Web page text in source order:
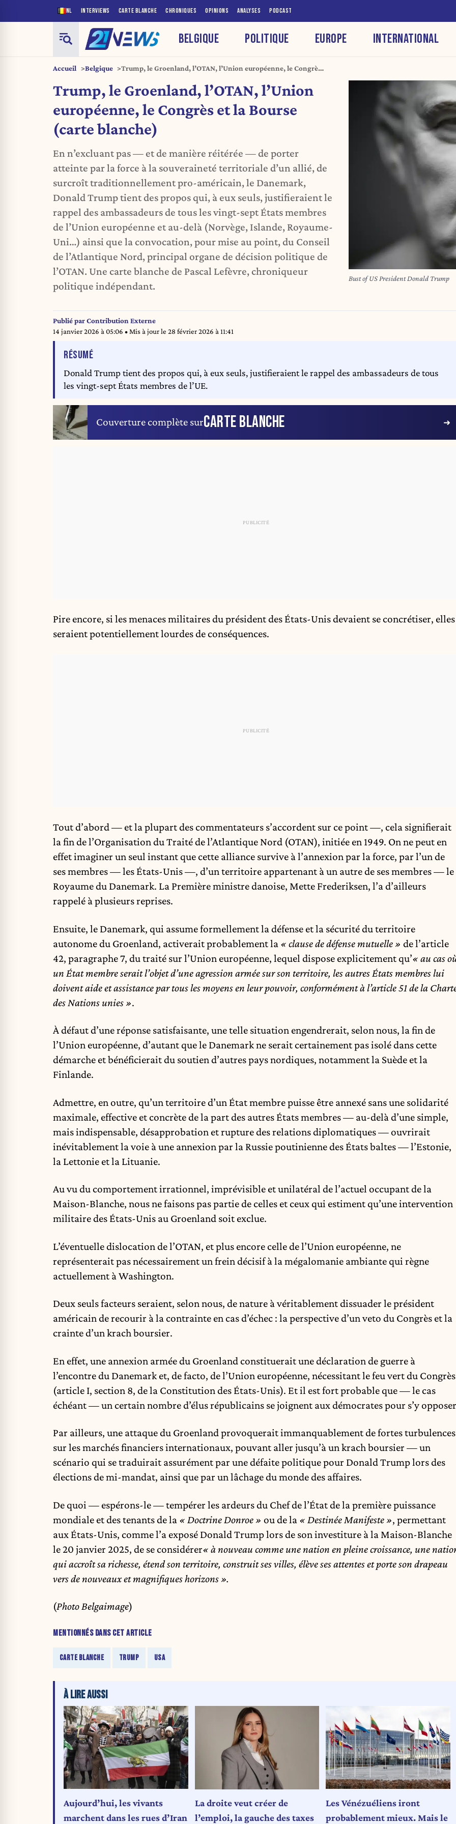
NL INTERVIEWS CARTE BLANCHE CHRONIQUES OPINIONS ANALYSES PODCAST
BELGIQUE POLITIQUE EUROPE INTERNATIONAL
Accueil Belgique
Trump, le Groenland, l’OTAN, l’Union européenne, le Congrès
Trump, le Groenland, l’OTAN, l’Union
européenne, le Congrès et la Bourse
(carte blanche)
En n’excluant pas — et de manière réitérée — de porter
atteinte par la force à la souveraineté territoriale d’un allié, de
surcroît traditionnellement pro-américain, le Danemark,
Donald Trump tient des propos qui, à eux seuls, justifieraient le
rappel des ambassadeurs de tous les vingt-sept États membres
de l’Union européenne et au-delà (Norvège, Islande, Royaume-
Uni…) ainsi que la convocation, pour mise au point, du Conseil
de l’Atlantique Nord, principal organe de décision politique de
l’OTAN. Une carte blanche de Pascal Lefèvre, chroniqueur
politique indépendant.
Bust of US President Donald Trump
Publié parContribution Externe
14 janvier 2026 à 05:06 • Mis à jour le 28 février 2026 à 11:41
RÉSUMÉDE L'ARTICLE
Donald Trump tient des propos qui, à eux seuls, justifieraient le rappel des ambassadeurs de tous
les vingt-sept États membres de l’UE.
Couverture complète surCARTE BLANCHE
Pire encore, si les menaces militaires du président des États-Unis devaient se concrétiser, elles
seraient potentiellement lourdes de conséquences.
Tout d’abord — et la plupart des commentateurs s’accordent sur ce point —, cela signifierait
la fin de l’Organisation du Traité de l’Atlantique Nord (OTAN), initiée en 1949. On ne peut en
effet imaginer un seul instant que cette alliance survive à l’annexion par la force, par l’un de
ses membres — les États-Unis —, d’un territoire appartenant à un autre de ses membres — le
Royaume du Danemark. La Première ministre danoise, Mette Frederiksen, l’a d’ailleurs
rappelé à plusieurs reprises.
Ensuite, le Danemark, qui assume formellement la défense et la sécurité du territoire
autonome du Groenland, activerait probablement la « clause de défense mutuelle » de l’article
42, paragraphe 7, du traité sur l’Union européenne, lequel dispose explicitement qu’« au cas
un État membre serait l’objet d’une agression armée sur son territoire, les autres États membres lui
doivent aide et assistance par tous les moyens en leur pouvoir, conformément à l’article 51 de la
des Nations unies ».
À défaut d’une réponse satisfaisante, une telle situation engendrerait, selon nous, la fin de
l’Union européenne, d’autant que le Danemark ne serait certainement pas isolé dans cette
démarche et bénéficierait du soutien d’autres pays nordiques, notamment la Suède et la
Finlande.
Admettre, en outre, qu’un territoire d’un État membre puisse être annexé sans une solidarité
maximale, effective et concrète de la part des autres États membres — au-delà d’une simple,
mais indispensable, désapprobation et rupture des relations diplomatiques — ouvrirait
inévitablement la voie à une annexion par la Russie poutinienne des États baltes — l’Estonie,
la Lettonie et la Lituanie.
Au vu du comportement irrationnel, imprévisible et unilatéral de l’actuel occupant de la
Maison-Blanche, nous ne faisons pas partie de celles et ceux qui estiment qu’une intervention
militaire des États-Unis au Groenland soit exclue.
L’éventuelle dislocation de l’OTAN, et plus encore celle de l’Union européenne, ne
représenterait pas nécessairement un frein décisif à la mégalomanie ambiante qui règne
actuellement à Washington.
Deux seuls facteurs seraient, selon nous, de nature à véritablement dissuader le président
américain de recourir à la contrainte en cas d’échec : la perspective d’un veto du Congrès et la
crainte d’un krach boursier.
En effet, une annexion armée du Groenland constituerait une déclaration de guerre à
l’encontre du Danemark et, de facto, de l’Union européenne, nécessitant le feu vert du Congrès
(article I, section 8, de la Constitution des États-Unis). Et il est fort probable que — le cas
échéant — un certain nombre d’élus républicains se joignent aux démocrates pour s’y
Par ailleurs, une attaque du Groenland provoquerait immanquablement de fortes turbulences
sur les marchés financiers internationaux, pouvant aller jusqu’à un krach boursier — un
scénario qui se traduirait assurément par une défaite politique pour Donald Trump lors des
élections de mi-mandat, ainsi que par un lâchage du monde des affaires.
De quoi — espérons-le — tempérer les ardeurs du Chef de l’État de la première puissance
mondiale et des tenants de la « Doctrine Donroe » ou de la « Destinée Manifeste », permettant
aux États-Unis, comme l’a exposé Donald Trump lors de son investiture à la Maison-Blanche
le 20 janvier 2025, de se considérer« à nouveau comme une nation en pleine croissance, une
qui accroît sa richesse, étend son territoire, construit ses villes, élève ses attentes et porte son drapeau
vers de nouveaux et magnifiques horizons ».
(Photo Belgaimage)
MENTIONNÉS DANS CET ARTICLE
CARTE BLANCHE TRUMP USA
À LIRE AUSSI
Aujourd’hui, les vivants
marchent dans les rues d’Iran
La droite veut créer de
l’emploi, la gauche des taxes
Les Vénézuéliens iront
probablement mieux. Mais le